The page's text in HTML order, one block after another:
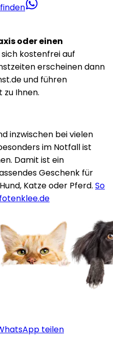
oder einen
sich kostenfrei auf
erscheinen dann
und führen
Ihnen.
inzwischen bei vielen
im Notfall ist
Damit ist ein
Geschenk für
Katze oder Pferd. So
teilen